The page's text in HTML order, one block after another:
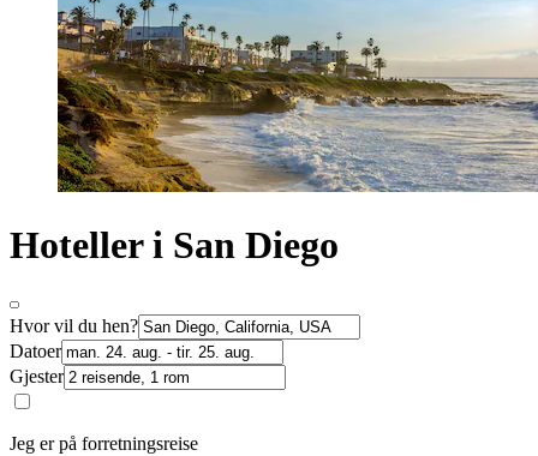
Hoteller i San Diego
Hvor vil du hen?
Datoer
Gjester
Jeg er på forretningsreise